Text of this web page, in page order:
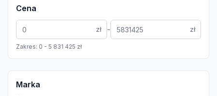
Cena
zł - zł
Zakres: 0 - 5 831 425 zł
Marka